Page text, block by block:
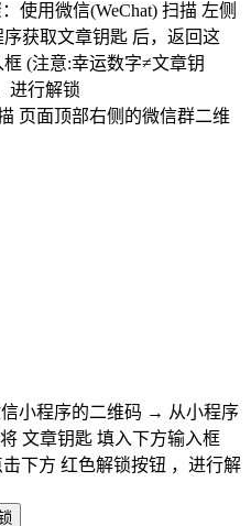
使用微信(WeChat) 扫描 左侧
序获取文章钥匙 后，返回这
(注意:幸运数字≠文章钥
进行解锁
页面顶部右侧的微信群二维
小程序的二维码 → 从小程序
文章钥匙 填入下方输入框
击下方 红色解锁按钮 ，进行解